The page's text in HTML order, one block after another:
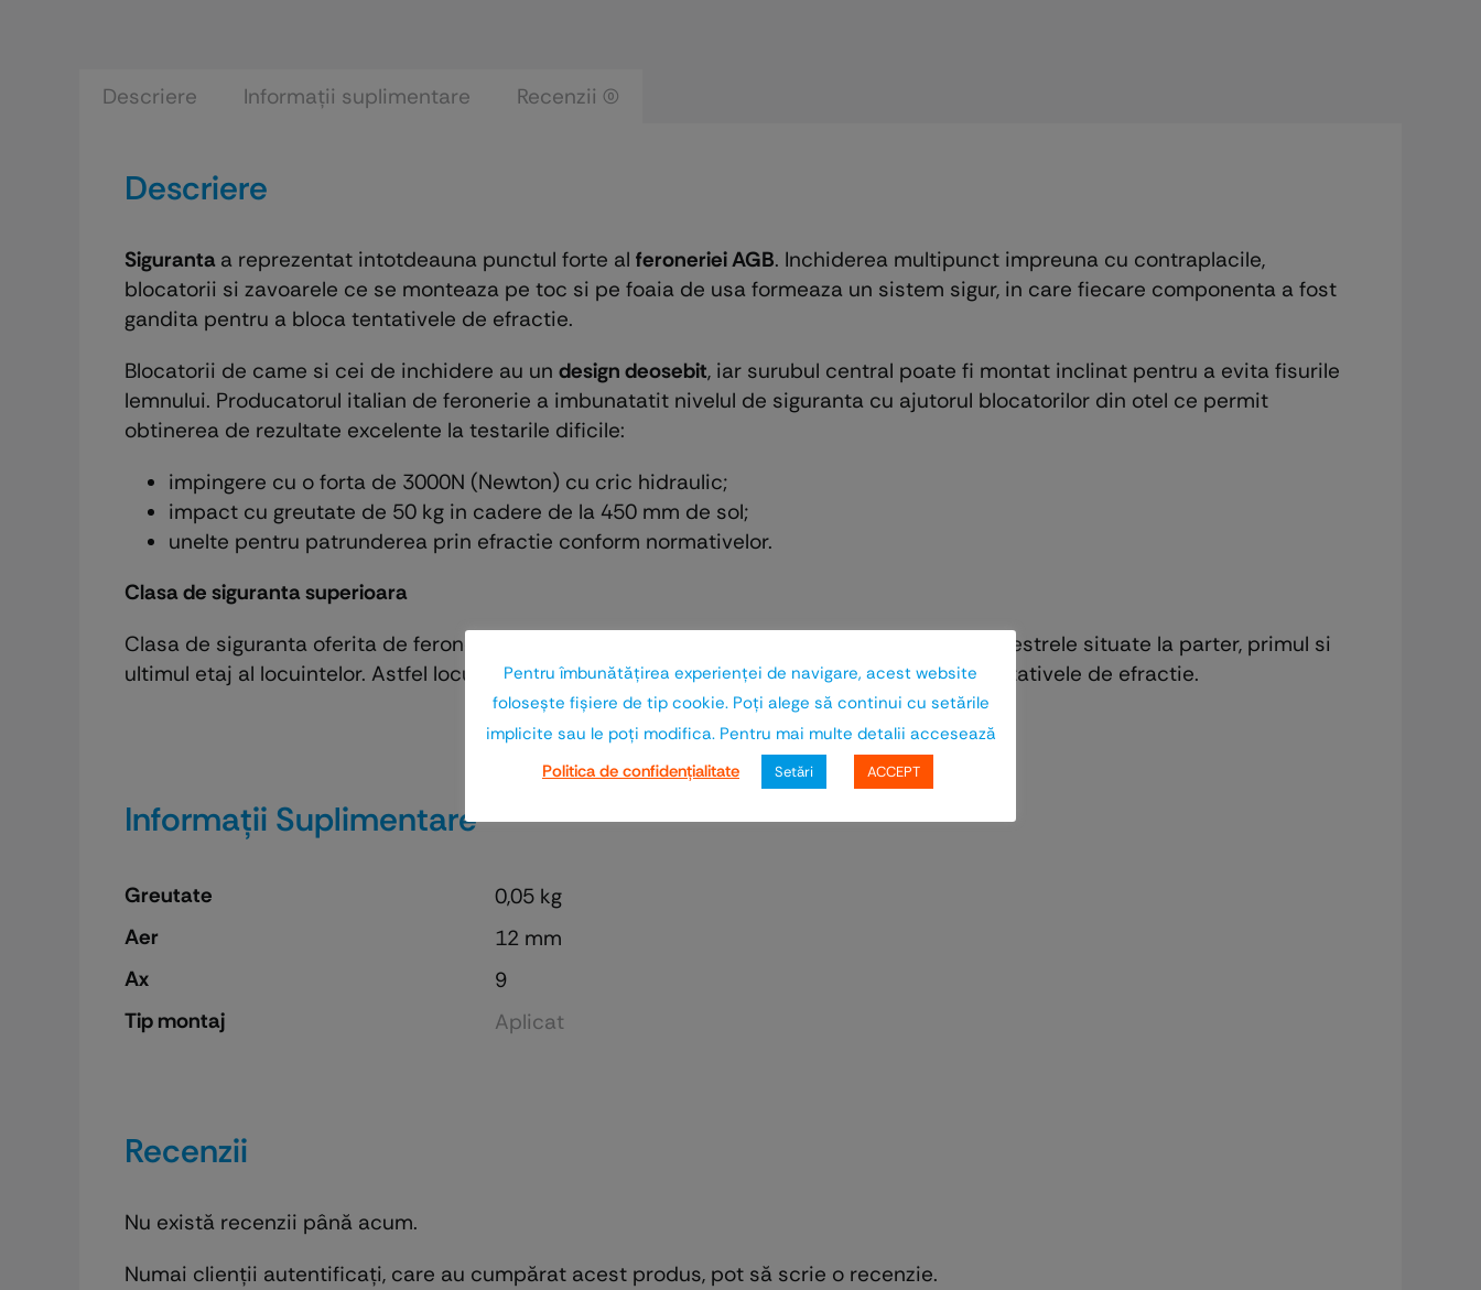
Descriere Informații suplimentare Recenzii (0)
Descriere
Siguranta a reprezentat intotdeauna punctul forte al feroneriei AGB. Inchiderea multipunct impreuna cu contraplacile,
blocatorii si zavoarele ce se monteaza pe toc si pe foaia de usa formeaza un sistem sigur, in care fiecare componenta a fost
gandita pentru a bloca tentativele de efractie.
Blocatorii de came si cei de inchidere au un design deosebit, iar surubul central poate fi montat inclinat pentru a evita fisurile
lemnului. Producatorul italian de feronerie a imbunatatit nivelul de siguranta cu ajutorul blocatorilor din otel ce permit
obtinerea de rezultate excelente la testarile dificile:
impingere cu o forta de 3000N (Newton) cu cric hidraulic;
impact cu greutate de 50 kg in cadere de la 450 mm de sol;
unelte pentru patrunderea prin efractie conform normativelor.
Clasa de siguranta superioara
Clasa de siguranta oferita de feroneria comercializata de
este ideala pentru ferestrele situate la parter, primul si
ultimul etaj al locuintelor. Astfel locuinta Dumneavoastra va avea protectie garantata la tentativele de efractie.
Informații Suplimentare
Greutate
0,05 kg
Aer
12 mm
Ax
9
Tip montaj
Aplicat
Recenzii
Nu există recenzii până acum.
Numai clienții autentificați, care au cumpărat acest produs, pot să scrie o recenzie.
Pentru îmbunătăţirea experienţei de navigare, acest website
foloseşte fişiere de tip cookie. Poţi alege să continui cu setările
implicite sau le poţi modifica. Pentru mai multe detalii accesează
Politica de confidenţialitate
Setări ACCEPT